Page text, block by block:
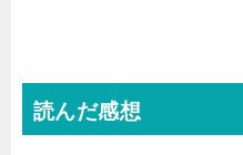
読んだ感想